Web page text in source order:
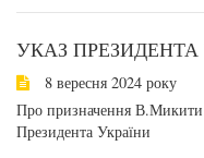
УКАЗ ПРЕЗИДЕНТА
8 вересня 2024 року
Про призначення В.Микити
Президента України